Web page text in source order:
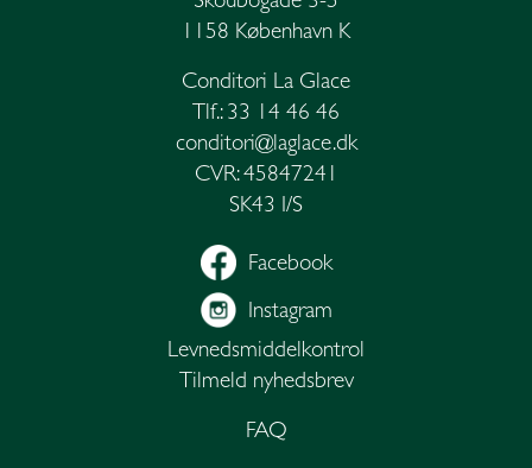
1158 København K
Conditori La Glace
Tlf.: 33 14 46 46
conditori@laglace.dk
CVR: 45847241
SK43 I/S
Facebook
Instagram
Levnedsmiddel­kontrol
Tilmeld nyhedsbrev
FAQ